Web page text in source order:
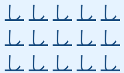
し し し し し
し し し し し
し し し し し